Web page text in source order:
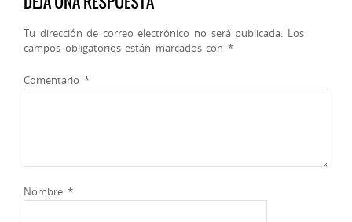
Tu dirección de correo electrónico no será publicada. Los
campos obligatorios están marcados con *
Comentario *
Nombre *